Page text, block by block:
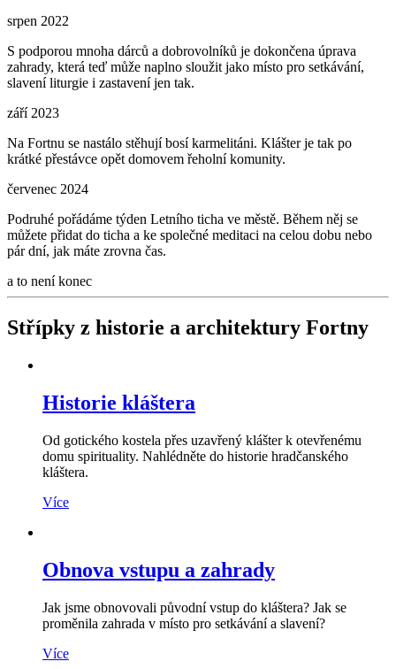
srpen 2022
S podporou mnoha dárců a dobrovolníků je dokončena úprava
zahrady, která teď může naplno sloužit jako místo pro setkávání,
slavení liturgie i zastavení jen tak.
září 2023
Na Fortnu se nastálo stěhují bosí karmelitáni. Klášter je tak po
krátké přestávce opět domovem řeholní komunity.
červenec 2024
Podruhé pořádáme týden Letního ticha ve městě. Během něj se
můžete přidat do ticha a ke společné meditaci na celou dobu nebo
pár dní, jak máte zrovna čas.
a to není konec
Střípky z historie a architektury Fortny
Historie kláštera
Od gotického kostela přes uzavřený klášter k otevřenému
domu spirituality. Nahlédněte do historie hradčanského
kláštera.
Více
Obnova vstupu a zahrady
Jak jsme obnovovali původní vstup do kláštera? Jak se
proměnila zahrada v místo pro setkávání a slavení?
Více